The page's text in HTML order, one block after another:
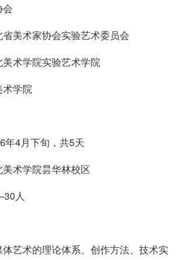
会
美术家协会实验艺术委员会
术学院实验艺术学院
学院
年4月下旬，共5天
术学院昙华林校区
人
艺术的理论体系、创作方法、技术实